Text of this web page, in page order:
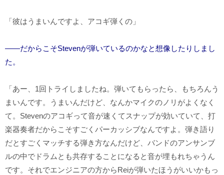
「彼はうまいんですよ、アコギ弾くの」
――だからこそStevenが弾いているのかなと想像したりしまし
た。
「あー、 1回トライしましたね。弾いてもらったら、もちろんう
まいんです。うまいんだけど、なんかマイクのノリがよくなく
て。 Stevenのアコギって音が速くてスナップが効いていて、打
楽器奏者だからこそすごくパーカッシブなんですよ。弾き語り
だとすごくマッチする弾き方なんだけど、バンドのアンサンブ
ルの中でドラムとも共存することになると音が埋もれちゃうん
です。それでエンジニアの方からReiが弾いたほうがいいかもっ